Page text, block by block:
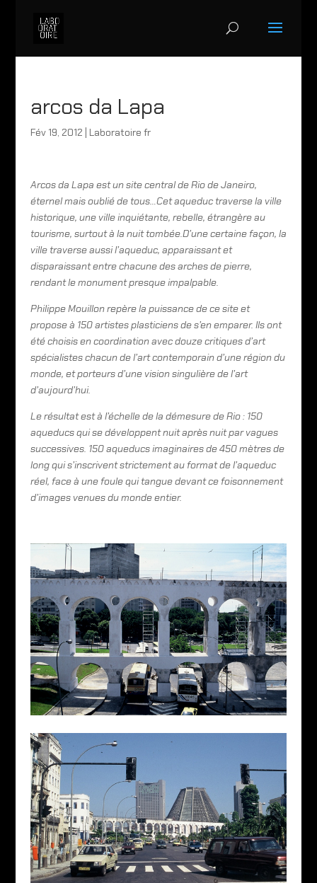
arcos da Lapa
Fév 19, 2012 Laboratoire fr
Arcos da Lapa est un site central de Rio de Janeiro,
éternel mais oublié de tous…Cet aqueduc traverse la ville
historique, une ville inquiétante, rebelle, étrangère au
tourisme, surtout à la nuit tombée.D’une certaine façon, la
ville traverse aussi l’aqueduc, apparaissant et
disparaissant entre chacune des arches de pierre,
rendant le monument presque impalpable.
Philippe Mouillon repère la puissance de ce site et
propose à 150 artistes plasticiens de s’en emparer. Ils ont
été choisis en coordination avec douze critiques d’art
spécialistes chacun de l’art contemporain d’une région du
monde, et porteurs d’une vision singulière de l’art
d’aujourd’hui.
Le résultat est à l’échelle de la démesure de Rio : 150
aqueducs qui se développent nuit après nuit par vagues
successives. 150 aqueducs imaginaires de 450 mètres de
long qui s’inscrivent strictement au format de l’aqueduc
réel, face à une foule qui tangue devant ce foisonnement
d’images venues du monde entier.